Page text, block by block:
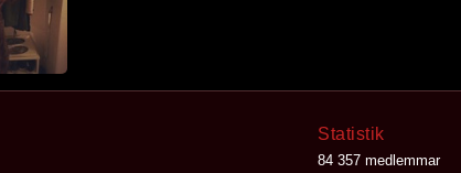
Statistik
84 357 medlemmar